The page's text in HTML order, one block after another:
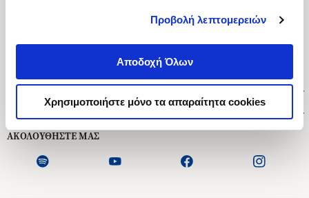
Προβολή λεπτομερειών
Αποδοχή Όλων
Χρησιμοποιήστε μόνο τα απαραίτητα cookies
Ασκληπιού 1-3, Αθήνα 106 79
Δευτέρα - Παρασκευή 09:00-21:00
Εξυπηρέτηση Πελατών
ΑΚΟΛΟΥΘΗΣΤΕ ΜΑΣ